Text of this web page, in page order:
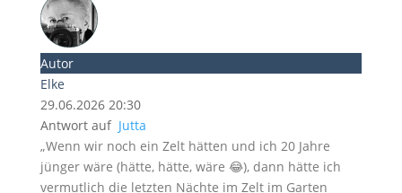
Autor
Elke
29.06.2026 20:30
Antwort auf Jutta
„Wenn wir noch ein Zelt hätten und ich 20 Jahre
jünger wäre (hätte, hätte, wäre 😂), dann hätte ich
vermutlich die letzten Nächte im Zelt im Garten